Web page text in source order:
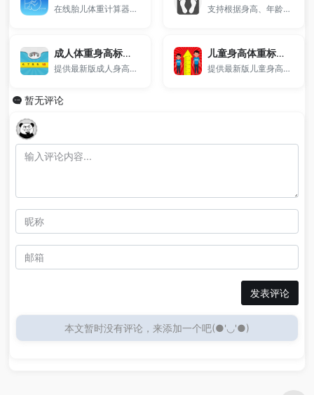
在线胎儿体重计算器支持输入双顶径（BPD）、腹围（AC）和股骨长（FL）等超声数据，基于Shepard公式快速估算胎儿体重，帮助孕妇了解宝宝发育情况，是产检常用的实用辅助工具。 支持根据身高、年龄、性别计算理想体重范围，并提供BMI指数分析与身高体重对照表参考。
成人体重身高标准对照表
提供最新版成人身高体重标准对照表，覆盖15至60岁男女各年龄段。
儿童身高体重标准表
提供最新版儿童身高体重标准表，涵盖0-18岁男孩女孩的身高、体重及偏瘦、标准、超重、肥胖区间，家长可根据此表对照孩子的生长发育情况，科学管理儿童体质与营养。
暂无评论
发表评论
本文暂时没有评论，来添加一个吧(●'◡'●)